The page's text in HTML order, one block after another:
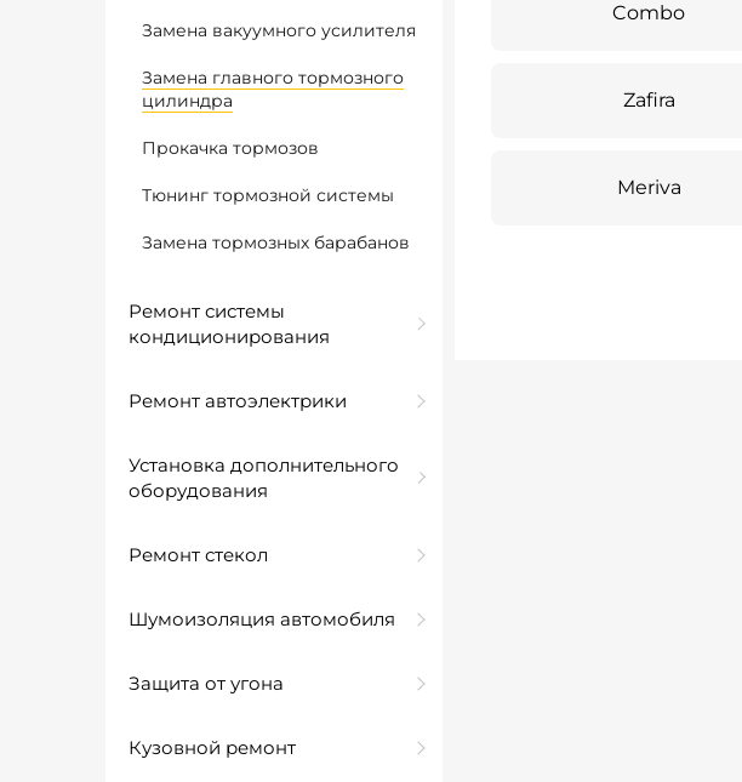
Замена вакуумного усилителя
Замена главного тормозного
цилиндра
Прокачка тормозов
Тюнинг тормозной системы
Замена тормозных барабанов
Ремонт системы
кондиционирования
Ремонт автоэлектрики
Установка дополнительного
оборудования
Ремонт стекол
Шумоизоляция автомобиля
Защита от угона
Кузовной ремонт
Combo
Zafira
Meriva